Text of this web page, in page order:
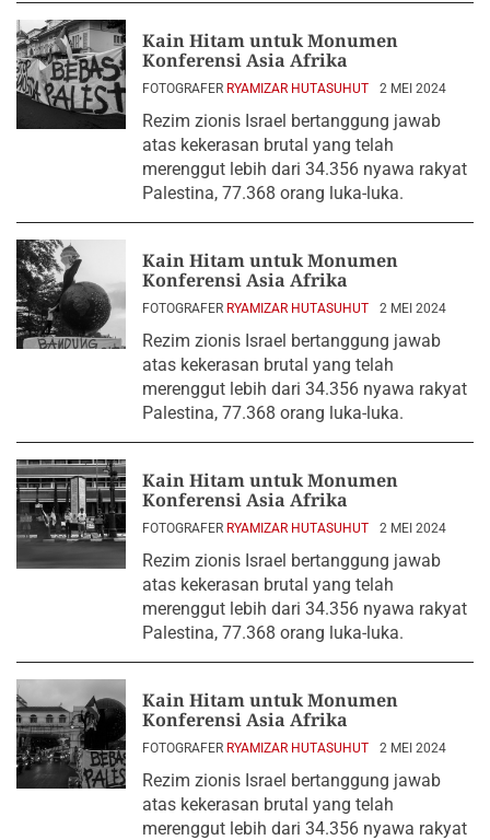
Kain Hitam untuk Monumen
Konferensi Asia Afrika
FOTOGRAFER RYAMIZAR HUTASUHUT 2 MEI 2024
Rezim zionis Israel bertanggung jawab
atas kekerasan brutal yang telah
merenggut lebih dari 34.356 nyawa rakyat
Palestina, 77.368 orang luka-luka.
Kain Hitam untuk Monumen
Konferensi Asia Afrika
FOTOGRAFER RYAMIZAR HUTASUHUT 2 MEI 2024
Rezim zionis Israel bertanggung jawab
atas kekerasan brutal yang telah
merenggut lebih dari 34.356 nyawa rakyat
Palestina, 77.368 orang luka-luka.
Kain Hitam untuk Monumen
Konferensi Asia Afrika
FOTOGRAFER RYAMIZAR HUTASUHUT 2 MEI 2024
Rezim zionis Israel bertanggung jawab
atas kekerasan brutal yang telah
merenggut lebih dari 34.356 nyawa rakyat
Palestina, 77.368 orang luka-luka.
Kain Hitam untuk Monumen
Konferensi Asia Afrika
FOTOGRAFER RYAMIZAR HUTASUHUT 2 MEI 2024
Rezim zionis Israel bertanggung jawab
atas kekerasan brutal yang telah
merenggut lebih dari 34.356 nyawa rakyat